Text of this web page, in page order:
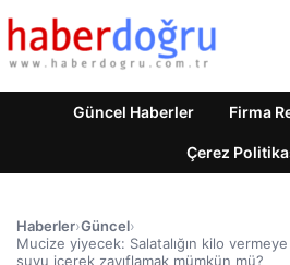
Güncel Haberler Firma
Çerez
Haberler›Güncel›
Mucize yiyecek: Salatalığın kilo
suyu içerek zayıflamak mümkün mü?